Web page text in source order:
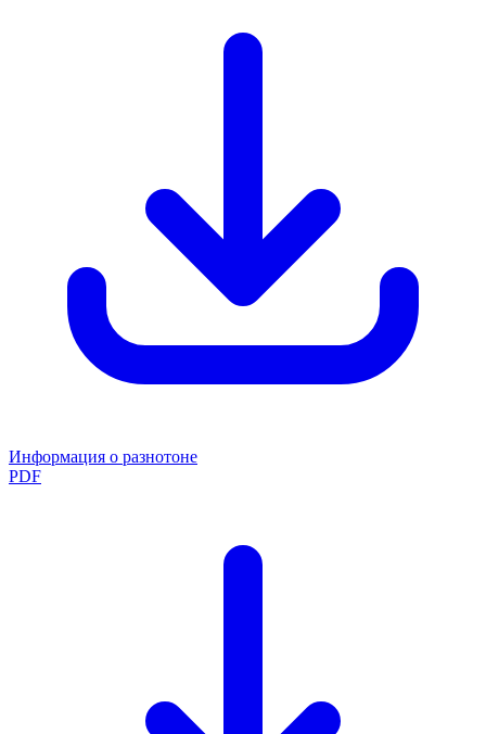
Информация о разнотоне
PDF